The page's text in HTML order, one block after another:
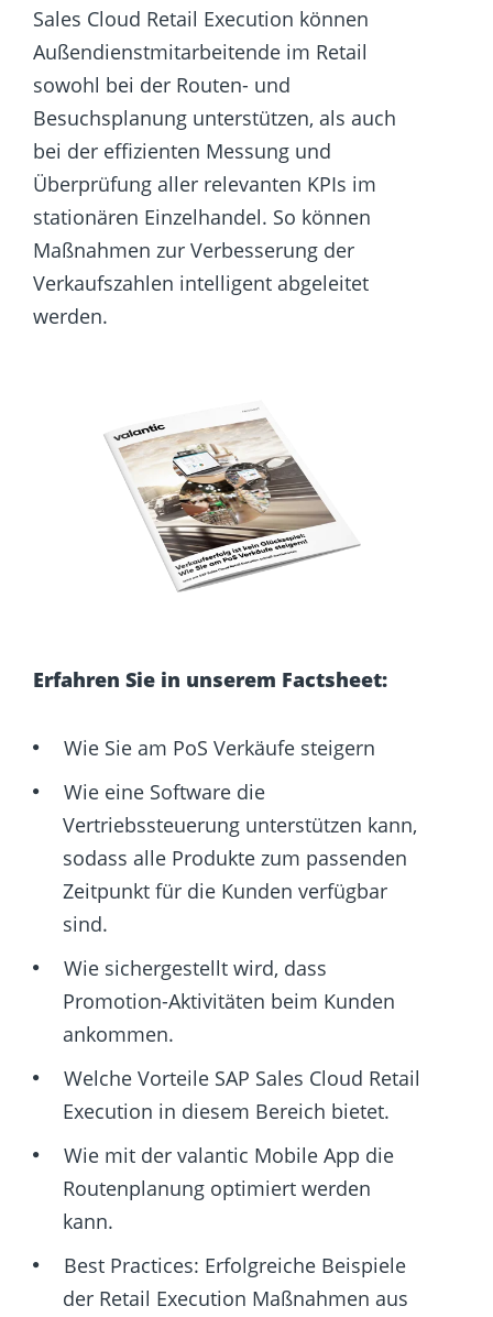
Sales Cloud Retail Execution können
Außendienstmitarbeitende im Retail
sowohl bei der Routen- und
Besuchsplanung unterstützen, als auch
bei der effizienten Messung und
Überprüfung aller relevanten KPIs im
stationären Einzelhandel. So können
Maßnahmen zur Verbesserung der
Verkaufszahlen intelligent abgeleitet
werden.
Erfahren Sie in unserem Factsheet:
Wie Sie am PoS Verkäufe steigern
Wie eine Software die
Vertriebssteuerung unterstützen kann,
sodass alle Produkte zum passenden
Zeitpunkt für die Kunden verfügbar
sind.
Wie sichergestellt wird, dass
Promotion-Aktivitäten beim Kunden
ankommen.
Welche Vorteile SAP Sales Cloud Retail
Execution in diesem Bereich bietet.
Wie mit der valantic Mobile App die
Routenplanung optimiert werden
kann.
Best Practices: Erfolgreiche Beispiele
der Retail Execution Maßnahmen aus